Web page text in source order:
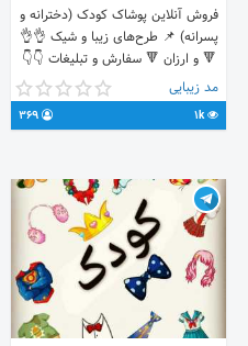
فروش آنلاین پوشاک کودک (دخترانه و
پسرانه) 📌 طرح‌های زیبا و شیک 👌👌
🔻 و ارزان 🔻 سفارش و تبلیغات 👇👇
مد زیبایی
1k